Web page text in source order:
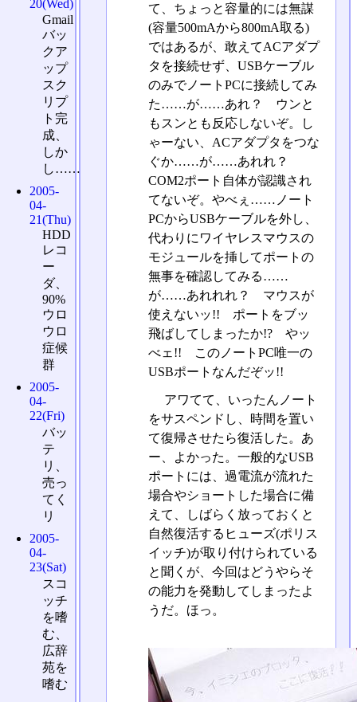
て、ちょっと容量的には無謀
(容量500mAから800mA取る)
ではあるが、敢えてACアダプ
タを接続せず、USBケーブル
のみでノートPCに接続してみ
た……が……あれ？ ウンと
もスンとも反応しないぞ。し
ゃーない、ACアダプタをつな
ぐか……が……あれれ？
COM2ポート自体が認識され
てないぞ。やべぇ……ノート
PCからUSBケーブルを外し、
代わりにワイヤレスマウスの
モジュールを挿してポートの
無事を確認してみる……
が……あれれれ？ マウスが
使えないッ!! ポートをブッ
飛ばしてしまったか!? やッ
べェ!! このノートPC唯一の
USBポートなんだぞッ!!
アワてて、いったんノート
をサスペンドし、時間を置い
て復帰させたら復活した。あ
ー、よかった。一般的なUSB
ポートには、過電流が流れた
場合やショートした場合に備
えて、しばらく放っておくと
自然復活するヒューズ(ポリス
イッチ)が取り付けられている
と聞くが、今回はどうやらそ
の能力を発動してしまったよ
うだ。ほっ。
20(Wed)
Gmail
バッ
クア
ップ
スク
リプ
ト完
成、
しか
し……
2005-
04-
21(Thu)
HDD
レコ
ー
ダ、
90%
ウロ
ウロ
症候
群
2005-
04-
22(Fri)
バッ
テ
リ、
売っ
てく
リ
2005-
04-
23(Sat)
スコ
ッチ
を嗜
む、
広辞
苑を
嗜む